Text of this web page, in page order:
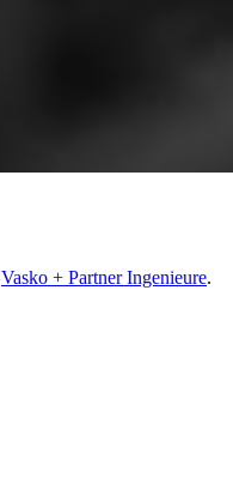
Vasko + Partner Ingenieure.